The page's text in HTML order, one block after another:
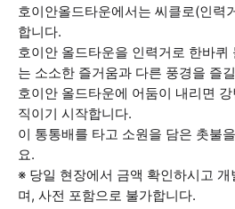
호이안올드타운에서는 씨클로(인력
합니다.
호이안 올드타운을 인력거로 한바퀴
는 소소한 즐거움과 다른 풍경을 즐
호이안 올드타운에 어둠이 내리면
직이기 시작합니다.
이 통통배를 타고 소원을 담은 촛불
요.
※ 당일 현장에서 금액 확인하시고
며, 사전 포함으로 불가합니다.